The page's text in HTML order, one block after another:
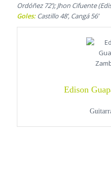
Ordóñez 72’); Jhon Cifuente
Goles:Castillo 48’, Cangá 56’
Edison